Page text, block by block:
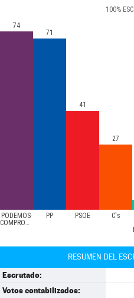
100%
PODEMOS-
COMPROMÍS
PP PSOE C's
74
71
41
27
RESUMEN DEL
Escrutado:
Votos contabilizados: